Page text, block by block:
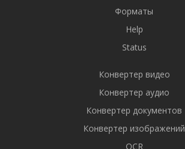
Форматы
Help
Status
Конвертер видео
Конвертер аудио
Конвертер документов
Конвертер изображений
OCR